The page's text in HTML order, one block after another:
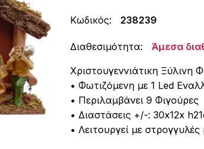
Κωδικός: 238239
Διαθεσιμότητα: Άμεσα
Χριστουγεννιάτικη Ξύλινη
• Φωτιζόμενη με 1 Led
• Περιλαμβάνει 9 Φιγούρες
• Διαστάσεις +/-: 30x12x
• Λειτουργεί με